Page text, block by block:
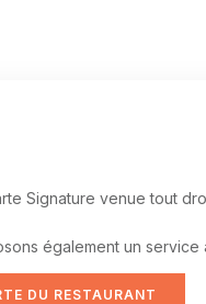
Signature venue tout
également un service
DU RESTAURANT